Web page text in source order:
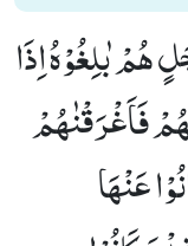
هُمْ بٰلِغُوْهُ اِذَا
مِنْهُمْ فَاَغْرَقْنٰهُمْ
عَنْهَا